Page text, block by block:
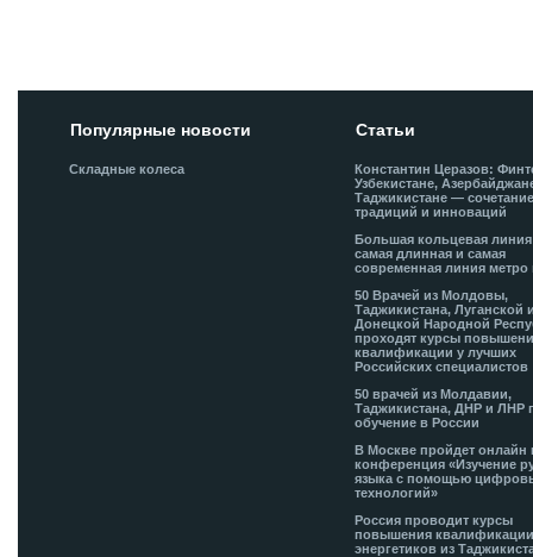
Популярные новости
Складные колеса
Статьи
Константин Церазов:
Узбекистане,
Таджикистане —
традиций и инноваций
Большая кольцевая
самая длинная и самая
современная линия метро
50 Врачей из Молдовы,
Таджикистана, Луганской
Донецкой Народной
проходят курсы
квалификации у лучших
Российских специалистов
50 врачей из Молдавии,
Таджикистана, ДНР и ЛНР
обучение в России
В Москве пройдет онлайн
конференция «Изучение
языка с помощью
технологий»
Россия проводит курсы
повышения
энергетиков из